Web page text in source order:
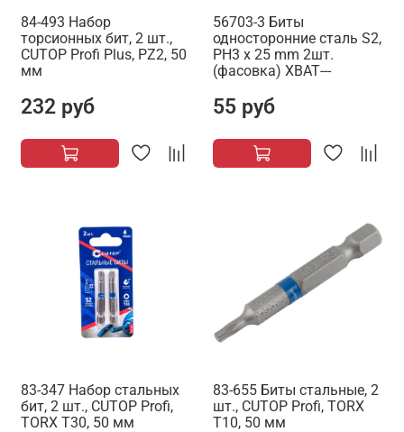
84-493 Набор
торсионных бит, 2 шт.,
CUTOP Profi Plus, PZ2, 50
мм
232 руб
56703-3 Биты
односторонние сталь S2,
PH3 x 25 mm 2шт.
(фасовка) ХВАТ---
55 руб
83-347 Набор стальных
бит, 2 шт., CUTOP Profi,
TORX T30, 50 мм
83-655 Биты стальные, 2
шт., CUTOP Profi, TORX
T10, 50 мм